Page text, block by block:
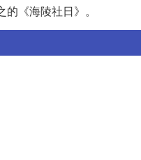
《海陵社日》。